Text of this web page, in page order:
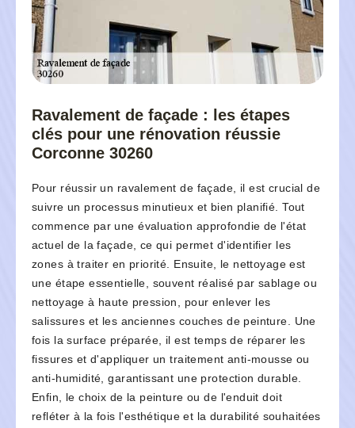
Ravalement de façade : les étapes
clés pour une rénovation réussie
Corconne 30260
Pour réussir un ravalement de façade, il est crucial de
suivre un processus minutieux et bien planifié. Tout
commence par une évaluation approfondie de l'état
actuel de la façade, ce qui permet d'identifier les
zones à traiter en priorité. Ensuite, le nettoyage est
une étape essentielle, souvent réalisé par sablage ou
nettoyage à haute pression, pour enlever les
salissures et les anciennes couches de peinture. Une
fois la surface préparée, il est temps de réparer les
fissures et d'appliquer un traitement anti-mousse ou
anti-humidité, garantissant une protection durable.
Enfin, le choix de la peinture ou de l'enduit doit
refléter à la fois l'esthétique et la durabilité souhaitées